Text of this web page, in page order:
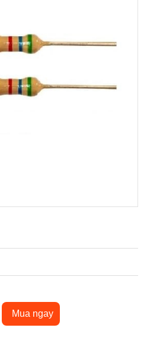
Mua ngay